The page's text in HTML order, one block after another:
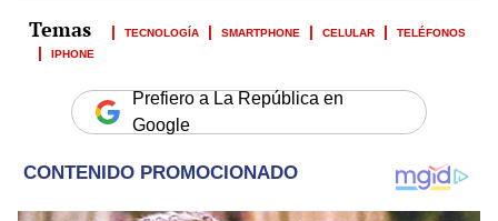
TECNOLOGÍA SMARTPHONE CELULAR
TELÉFONOS
IPHONE
Prefiero a La República en
Google